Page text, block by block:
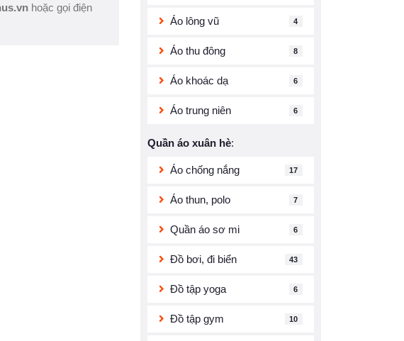
hoặc gọi điện
Áo lông vũ 4
Áo thu đông 8
Áo khoác dạ 6
Áo trung niên 6
Quần áo xuân hè:
Áo chống nắng 17
Áo thun, polo 7
Quần áo sơ mi 6
Đồ bơi, đi biển 43
Đồ tập yoga 6
Đồ tập gym 10